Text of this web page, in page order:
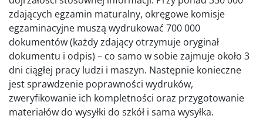
zdających egzamin maturalny, okręgowe komisje
egzaminacyjne muszą wydrukować 700 000
dokumentów (każdy zdający otrzymuje oryginał
dokumentu i odpis) – co samo w sobie zajmuje około 3
dni ciągłej pracy ludzi i maszyn. Następnie konieczne
jest sprawdzenie poprawności wydruków,
zweryfikowanie ich kompletności oraz przygotowanie
materiałów do wysyłki do szkół i sama wysyłka.